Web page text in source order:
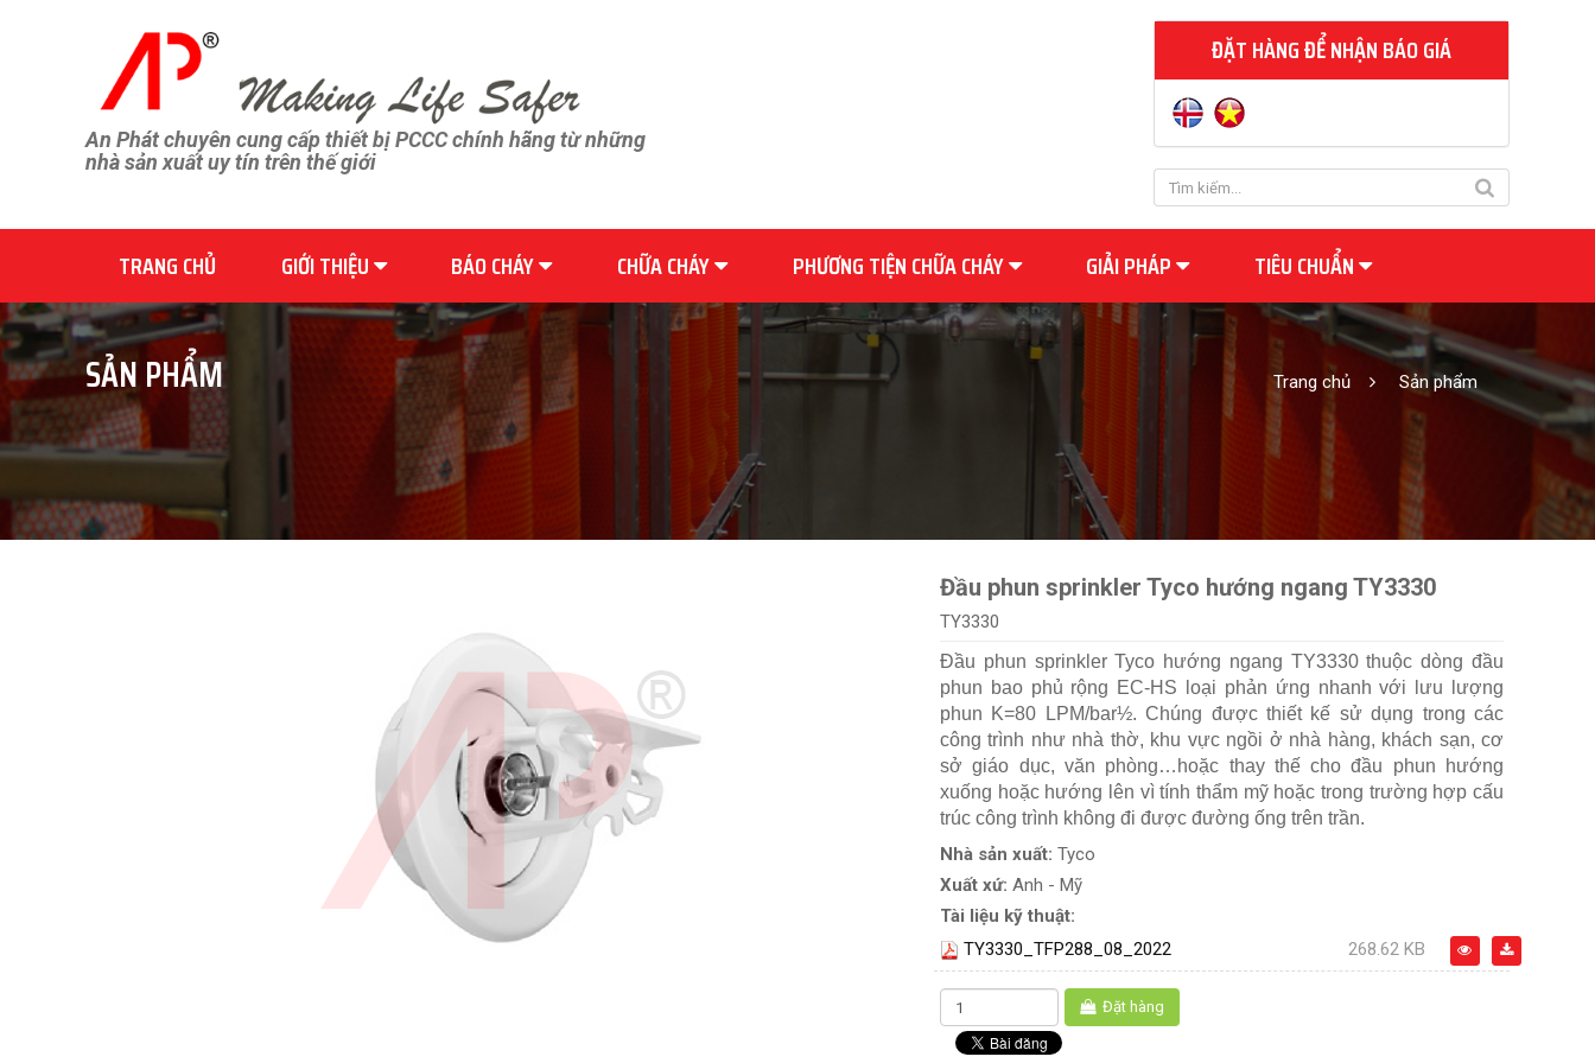
An Phát chuyên cung cấp thiết bị PCCC chính hãng từ những
nhà sản xuất uy tín trên thế giới
ĐẶT HÀNG ĐỂ NHẬN BÁO GIÁ
TRANG CHỦ GIỚI THIỆU BÁO CHÁY CHỮA CHÁY PHƯƠNG TIỆN CHỮA CHÁY GIẢI PHÁP TIÊU CHUẨN
SẢN PHẨM Trang chủ Sản phẩm
Đầu phun sprinkler Tyco hướng ngang TY3330
TY3330
Đầu phun sprinkler Tyco hướng ngang TY3330 thuộc dòng đầu
phun bao phủ rộng EC-HS loại phản ứng nhanh với lưu lượng
phun K=80 LPM/bar½. Chúng được thiết kế sử dụng trong các
công trình như nhà thờ, khu vực ngồi ở nhà hàng, khách sạn, cơ
sở giáo dục, văn phòng…hoặc thay thế cho đầu phun hướng
xuống hoặc hướng lên vì tính thẩm mỹ hoặc trong trường hợp cấu
trúc công trình không đi được đường ống trên trần.
Nhà sản xuất: Tyco
Xuất xứ: Anh - Mỹ
Tài liệu kỹ thuật:
TY3330_TFP288_08_2022
268.62 KB
Đặt hàng